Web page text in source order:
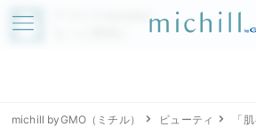
アプリでmichillが
michill byGMO（ミチル） ビューティ 「